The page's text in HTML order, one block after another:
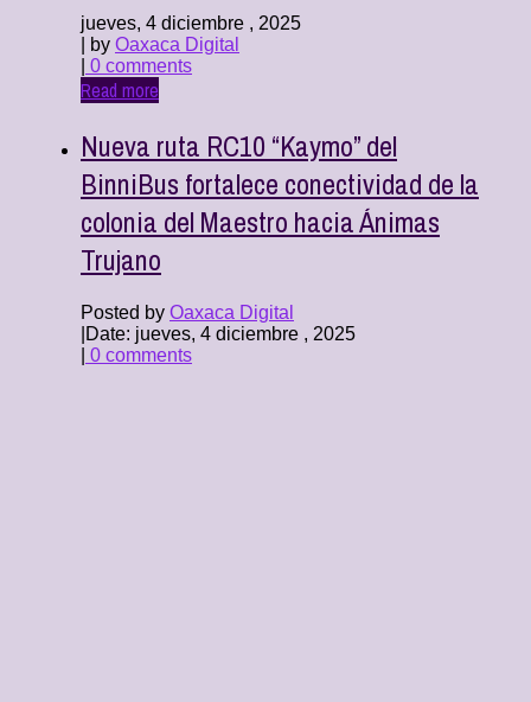
jueves, 4 diciembre , 2025
| by Oaxaca Digital
0 comments
Read more
Nueva ruta RC10 “Kaymo” del
BinniBus fortalece conectividad de la
colonia del Maestro hacia Ánimas
Trujano
Posted by Oaxaca Digital
Date: jueves, 4 diciembre , 2025
0 comments